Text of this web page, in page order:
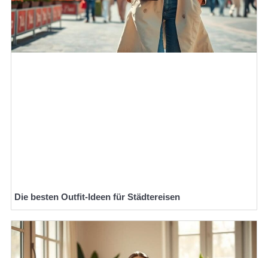
Die besten Outfit-Ideen für Städtereisen